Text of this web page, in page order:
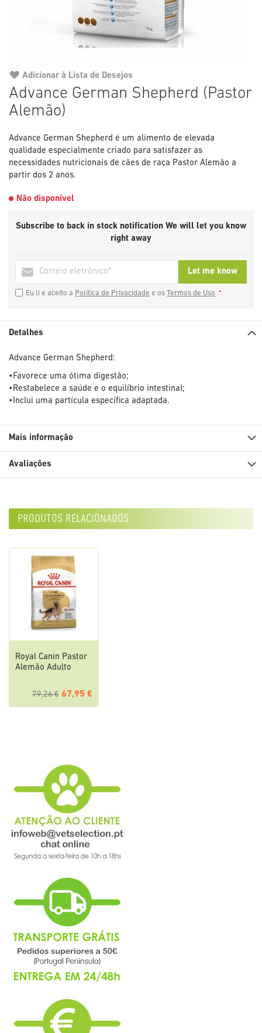
Advance German Shepherd (Pastor
Alemão)
Advance German Shepherd é um alimento de elevada
qualidade especialmente criado para satisfazer as
necessidades nutricionais de cães de raça Pastor Alemão a
partir dos 2 anos.
Não disponível
Subscribe to back in stock notification We will let you know
right away
Let me know
Eu li e aceito a Política de Privacidade e osTermos de Uso
Adicionar à Lista de Desejos
para
Detalhes
Advance German Shepherd:
•Favorece uma ótima digestão;
•Restabelece a saúde e o equilíbrio intestinal;
•Inclui uma partícula específica adaptada.
Mais informação
Avaliações
produtos relacionados
Royal Canin Pastor
Alemão Adulto
79,26 € 67,95 €